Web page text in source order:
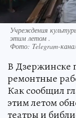
Учреждения
этим летом .
Фото: Telegram-
В Дзержинске
ремонтные
Как сообщил
этим летом
театры и